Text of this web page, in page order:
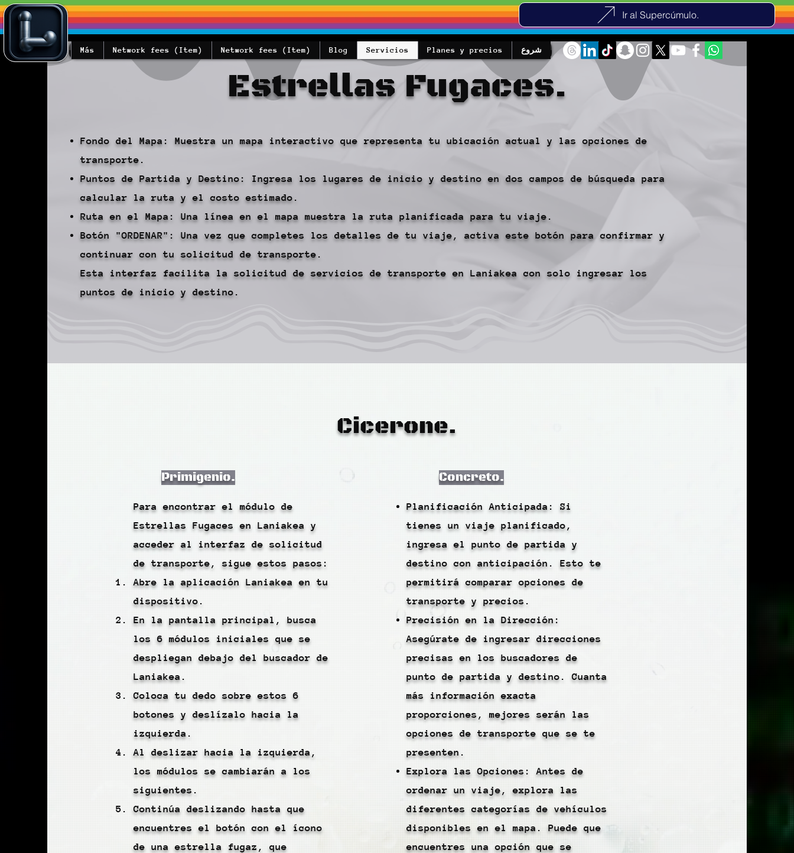
Ir al Supercúmulo.
شروع Planes y precios
Servicios
Blog
Network fees (Item)
Network fees (Item)
Más
Estrellas Fugaces.
Fondo del Mapa: Muestra un mapa interactivo que representa tu ubicación actual y las opciones de
transporte.
Puntos de Partida y Destino: Ingresa los lugares de inicio y destino en dos campos de búsqueda para
calcular la ruta y el costo estimado.
Ruta en el Mapa: Una línea en el mapa muestra la ruta planificada para tu viaje.
Botón "ORDENAR": Una vez que completes los detalles de tu viaje, activa este botón para confirmar y
continuar con tu solicitud de transporte.
Esta interfaz facilita la solicitud de servicios de transporte en Laniakea con solo ingresar los
puntos de inicio y destino.
Cicerone.
Primigenio.
Para encontrar el módulo de
Estrellas Fugaces en Laniakea y
acceder al interfaz de solicitud
de transporte, sigue estos pasos:
Abre la aplicación Laniakea en tu
dispositivo.
En la pantalla principal, busca
los 6 módulos iniciales que se
despliegan debajo del buscador de
Laniakea.
Coloca tu dedo sobre estos 6
botones y deslízalo hacia la
izquierda.
Al deslizar hacia la izquierda,
los módulos se cambiarán a los
siguientes.
Continúa deslizando hasta que
encuentres el botón con el ícono
de una estrella fugaz, que
Concreto.
Planificación Anticipada: Si
tienes un viaje planificado,
ingresa el punto de partida y
destino con anticipación. Esto te
permitirá comparar opciones de
transporte y precios.
Precisión en la Dirección:
Asegúrate de ingresar direcciones
precisas en los buscadores de
punto de partida y destino. Cuanta
más información exacta
proporciones, mejores serán las
opciones de transporte que se te
presenten.
Explora las Opciones: Antes de
ordenar un viaje, explora las
diferentes categorías de vehículos
disponibles en el mapa. Puede que
encuentres una opción que se